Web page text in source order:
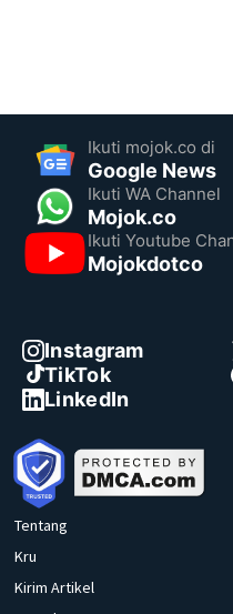
Ikuti mojok.co di
Google News
Ikuti WA Channel
Mojok.co
Ikuti Youtube
Mojokdotco
Instagram
TikTok
LinkedIn
Tentang
Kru
Kirim Artikel